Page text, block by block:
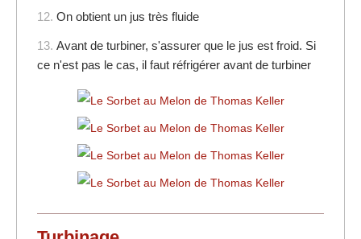
12. On obtient un jus très fluide
13. Avant de turbiner, s'assurer que le jus est froid. Si
ce n'est pas le cas, il faut réfrigérer avant de turbiner